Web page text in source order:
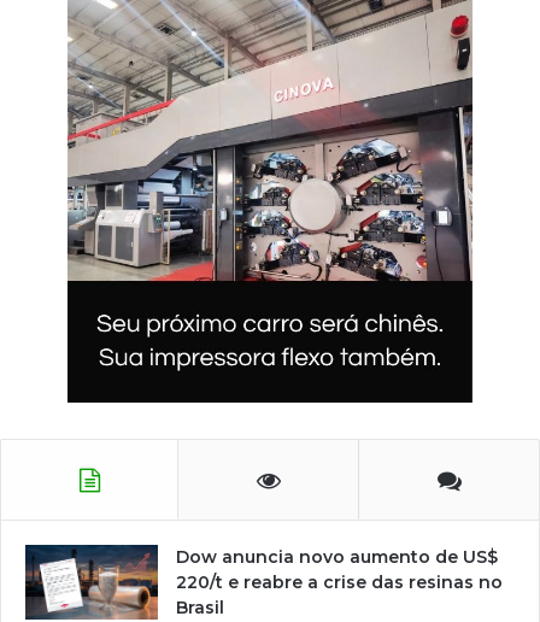
Dow anuncia novo aumento de US$
220/t e reabre a crise das resinas no
Brasil